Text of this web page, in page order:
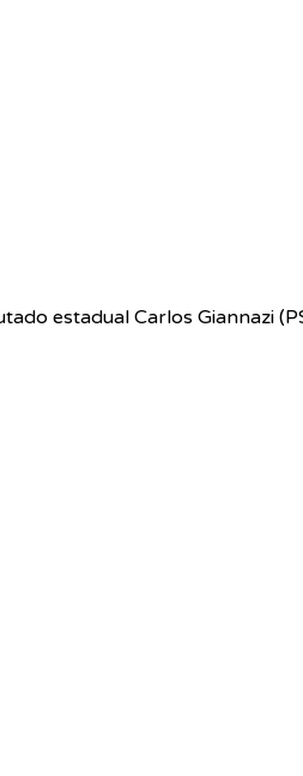
estadual Carlos Giannazi